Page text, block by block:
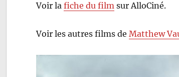
Voir lafiche du film sur AlloCiné.
Voir les autres films deMatthew